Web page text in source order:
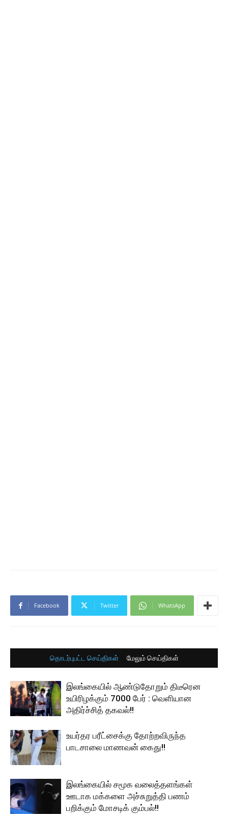
Facebook Twitter WhatsApp
தொடர்புபட்ட செய்திகள் மேலும் செய்திகள்
இலங்கையில் ஆண்டுதோறும் திடீரென
உயிரிழக்கும் 7000 பேர் : வெளியான
அதிர்ச்சித் தகவல்!!
உயர்தர பரீட்சைக்கு தோற்றவிருந்த
பாடசாலை மாணவன் கைது!!
இலங்கையில் சமூக வலைத்தளங்கள்
ஊடாக மக்களை அச்சுறுத்தி பணம்
பறிக்கும் மோசடிக் கும்பல்!!